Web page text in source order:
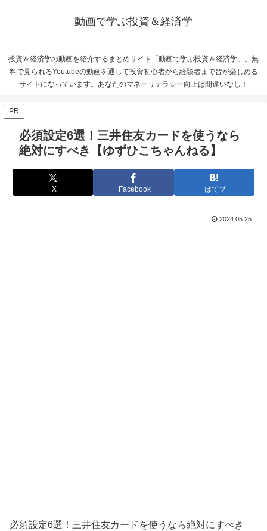
動画で学ぶ投資＆経済学
投資＆経済学の動画を紹介するまとめサイト「動画で学ぶ投資＆経済学」。無
料で見られるYoutubeの動画を通じて投資初心者から経験者まで皆が楽しめる
サイトになっています。あなたのマネーリテラシー向上は間違いなし！
PR
必須設定6選！三井住友カードを使うなら
絶対にすべき【ゆずひこちゃんねる】
X Facebook はてブ
2024.05.25
必須設定6選！三井住友カードを使うなら絶対にすべき